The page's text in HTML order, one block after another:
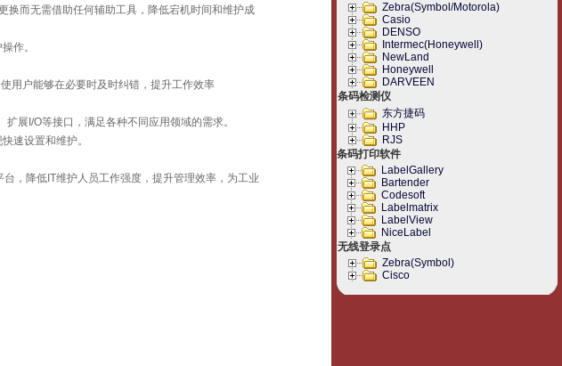
Zebra(Symbol/Motorola)
Casio
DENSO
Intermec(Honeywell)
NewLand
Honeywell
DARVEEN
条码检测仪
东方捷码
HHP
RJS
条码打印软件
LabelGallery
Bartender
Codesoft
Labelmatrix
LabelView
NiceLabel
无线登录点
Zebra(Symbol)
Cisco
换而无需借助任何辅助工具，降低宕机时间和维护成
作。
用户能够在必要时及时纠错，提升工作效率
展I/O等接口，满足各种不同应用领域的需求。
速设置和维护。
，降低IT维护人员工作强度，提升管理效率，为工业